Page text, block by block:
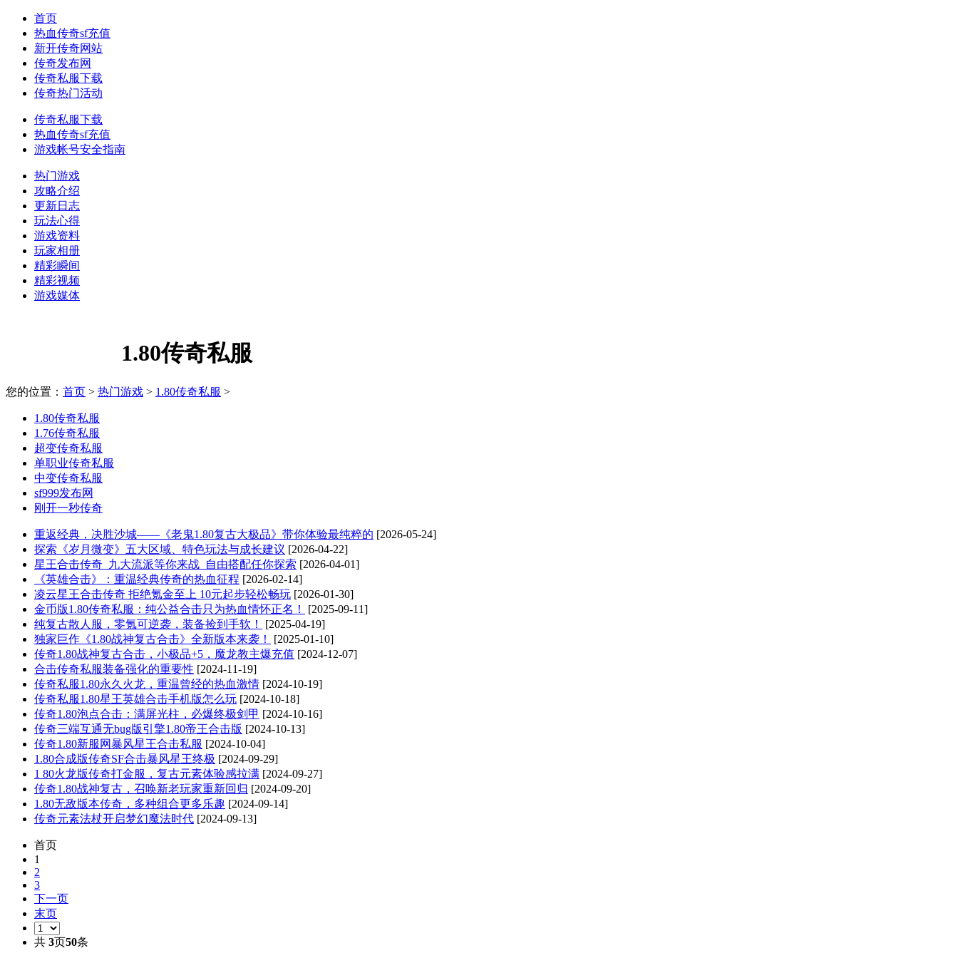
首页
热血传奇sf充值
新开传奇网站
传奇发布网
传奇私服下载
传奇热门活动
传奇私服下载
热血传奇sf充值
游戏帐号安全指南
热门游戏
攻略介绍
更新日志
玩法心得
游戏资料
玩家相册
精彩瞬间
精彩视频
游戏媒体
1.80传奇私服
您的位置： 首页 > 热门游戏 > 1.80传奇私服 >
1.80传奇私服
1.76传奇私服
超变传奇私服
单职业传奇私服
中变传奇私服
sf999发布网
刚开一秒传奇
重返经典，决胜沙城——《老鬼1.80复古大极品》带你体验最纯粹的 [2026-05-24]
探索《岁月微变》五大区域、特色玩法与成长建议 [2026-04-22]
星王合击传奇_九大流派等你来战_自由搭配任你探索 [2026-04-01]
《英雄合击》：重温经典传奇的热血征程 [2026-02-14]
凌云星王合击传奇 拒绝氪金至上 10元起步轻松畅玩 [2026-01-30]
金币版1.80传奇私服：纯公益合击只为热血情怀正名！
[2025-09-11]
纯复古散人服，零氪可逆袭，装备捡到手软！
[2025-04-19]
独家巨作《1.80战神复古合击》全新版本来袭！
[2025-01-10]
传奇1.80战神复古合击，小极品+5，魔龙教主爆充值 [2024-12-07]
合击传奇私服装备强化的重要性 [2024-11-19]
传奇私服1.80永久火龙，重温曾经的热血激情 [2024-10-19]
传奇私服1.80星王英雄合击手机版怎么玩 [2024-10-18]
传奇1.80泡点合击：满屏光柱，必爆终极剑甲 [2024-10-16]
传奇三端互通无bug版引擎1.80帝王合击版 [2024-10-13]
传奇1.80新服网暴风星王合击私服 [2024-10-04]
1.80合成版传奇SF合击暴风星王终极 [2024-09-29]
1 80火龙版传奇打金服，复古元素体验感拉满 [2024-09-27]
传奇1.80战神复古，召唤新老玩家重新回归 [2024-09-20]
1.80无敌版本传奇，多种组合更多乐趣 [2024-09-14]
传奇元素法杖开启梦幻魔法时代 [2024-09-13]
首页
1
2
3
下一页
末页
共 3页50条